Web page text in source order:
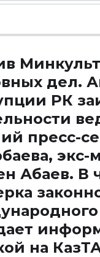
дел.
РК
пресс-
Абаев. В
на